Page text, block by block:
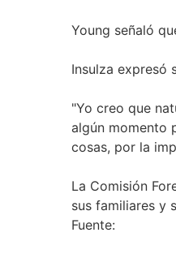
Young señaló
Insulza expresó
"Yo creo que
algún momento
cosas, por la
La Comisión
sus familiares y
Fuente: